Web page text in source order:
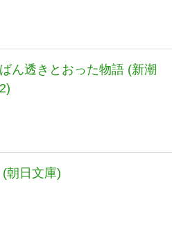
ん透きとおった物語 (新潮
朝日文庫)